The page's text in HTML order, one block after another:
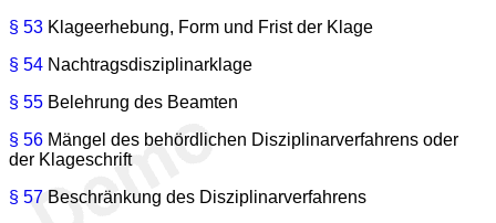
§ 53 Klageerhebung, Form und Frist der Klage
§ 54 Nachtragsdisziplinarklage
§ 55 Belehrung des Beamten
§ 56 Mängel des behördlichen Disziplinarverfahrens oder
der Klageschrift
§ 57 Beschränkung des Disziplinarverfahrens